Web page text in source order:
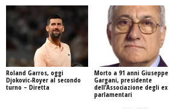
Roland Garros, oggi
Djokovic-Royer al secondo
turno – Diretta
Morto a 91 anni Giuseppe
Gargani, presidente
dell’Associazione degli ex
parlamentari